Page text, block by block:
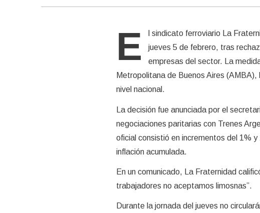
E
l sindicato ferroviario La
jueves 5 de febrero, tras
empresas del sector. La
Metropolitana de Buenos Aires
nivel nacional.
La decisión fue anunciada por el
negociaciones paritarias con Trenes
oficial consistió en incrementos del 1%
inflación acumulada.
En un comunicado, La Fraternidad
trabajadores no aceptamos limosnas”.
Durante la jornada del jueves no